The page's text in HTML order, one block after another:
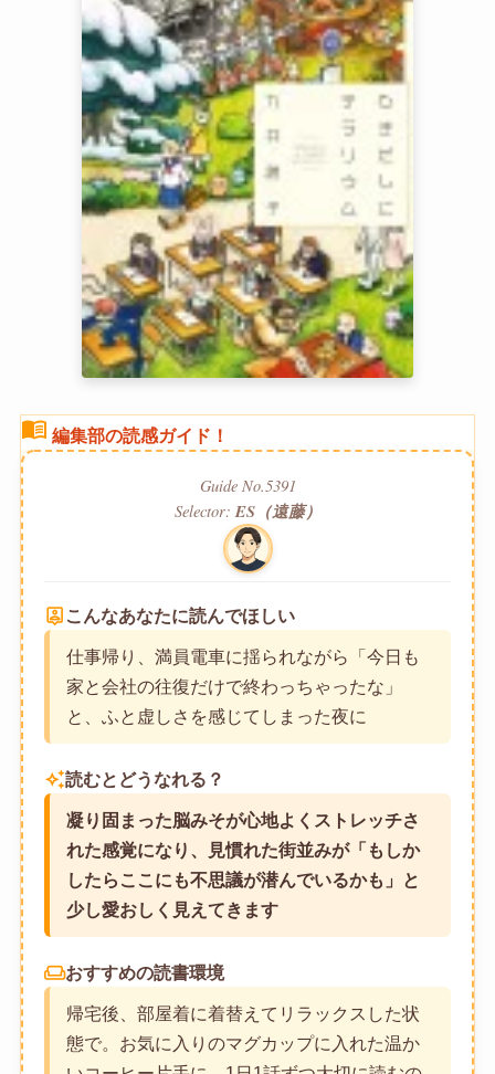
menu_book 編集部の読感ガイド！
Guide No.5391
Selector:ES（遠藤）
person_pin こんなあなたに読んでほしい
仕事帰り、満員電車に揺られながら「今日も
家と会社の往復だけで終わっちゃったな」
と、ふと虚しさを感じてしまった夜に
auto_awesome読むとどうなれる？
凝り固まった脳みそが心地よくストレッチさ
れた感覚になり、見慣れた街並みが「もしか
したらここにも不思議が潜んでいるかも」と
少し愛おしく見えてきます
weekendおすすめの読書環境
帰宅後、部屋着に着替えてリラックスした状
態で。お気に入りのマグカップに入れた温か